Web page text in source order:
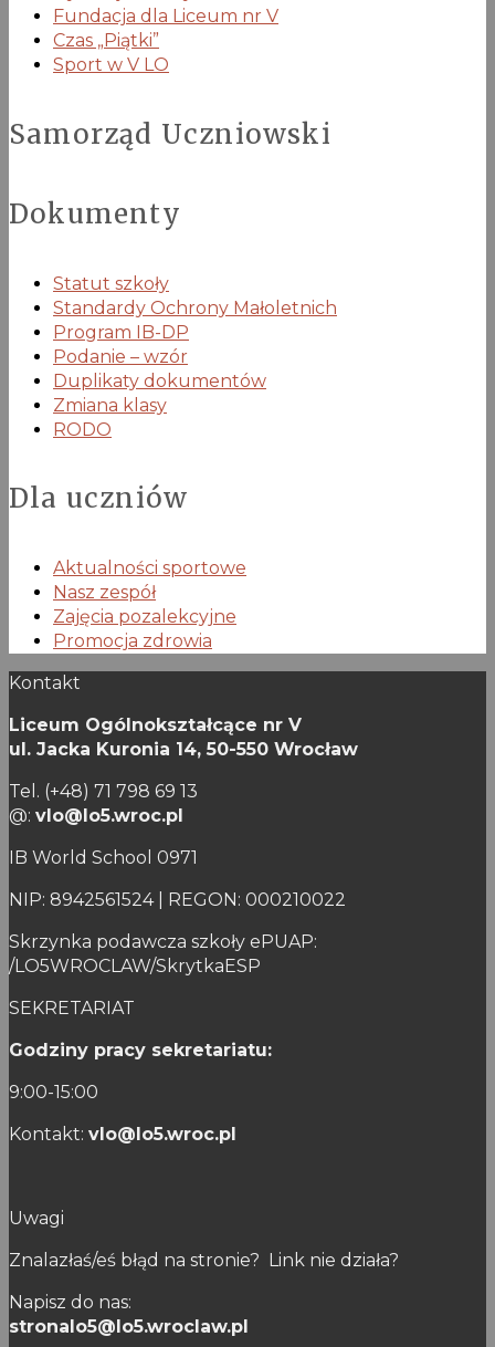
Fundacja dla Liceum nr V
Czas „Piątki”
Sport w V LO
Samorząd Uczniowski
Dokumenty
Statut szkoły
Standardy Ochrony Małoletnich
Program IB-DP
Podanie – wzór
Duplikaty dokumentów
Zmiana klasy
RODO
Dla uczniów
Aktualności sportowe
Nasz zespół
Zajęcia pozalekcyjne
Promocja zdrowia
Kontakt
Liceum Ogólnokształcące nr V
ul. Jacka Kuronia 14, 50-550 Wrocław
Tel. (+48) 71 798 69 13
@: vlo@lo5.wroc.pl
IB World School 0971
NIP: 8942561524 | REGON: 000210022
Skrzynka podawcza szkoły ePUAP:
/LO5WROCLAW/SkrytkaESP
SEKRETARIAT
Godziny pracy sekretariatu:
9:00-15:00
Kontakt: vlo@lo5.wroc.pl
Uwagi
Znalazłaś/eś błąd na stronie? Link nie działa?
Napisz do nas:
stronalo5@lo5.wroclaw.pl